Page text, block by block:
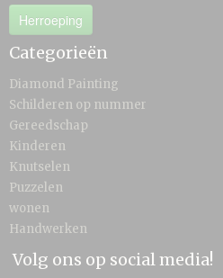
Herroeping
Categorieën
Diamond Painting
Schilderen op nummer
Gereedschap
Kinderen
Knutselen
Puzzelen
wonen
Handwerken
Volg ons op social media!